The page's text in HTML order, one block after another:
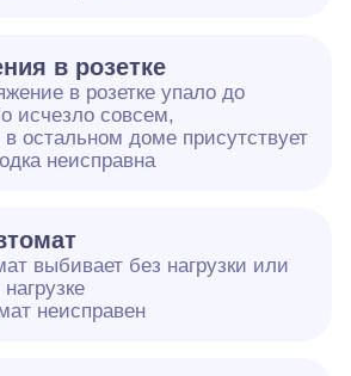
в розетке
в розетке упало до
исчезло совсем,
в остальном доме присутствует
неисправна
выбивает без нагрузки или
неисправен